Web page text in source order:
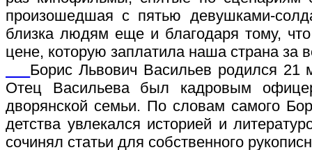
произошедшая с пятью девушками-
близка людям еще и благодаря тому,
цене, которую заплатила наша страна за
Борис Львович Васильев родился 21
Отец Васильева был кадровым
дворянской семьи. По словам самого
детства увлекался историей и
сочинял статьи для собственного